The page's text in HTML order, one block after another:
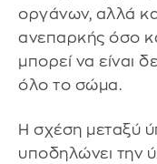
οργάνων, αλλά
ανεπαρκής όσο
μπορεί να είναι
όλο το σώμα.
Η σχέση μεταξύ
υποδηλώνει την